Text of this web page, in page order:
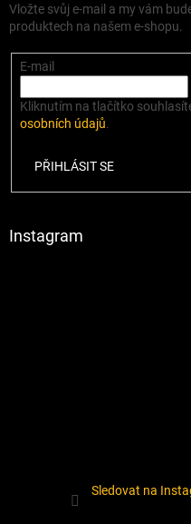
Vložte svůj e-mail a my vám
produktech na našem e-shopu.
E-mail
Kliknutím na tlačítko
osobních údajů.
PŘIHLÁSIT SE
Instagram
Sledovat na